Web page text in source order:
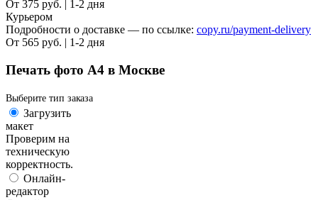
От 375 руб. | 1-2 дня
Курьером
Подробности о доставке — по ссылке: copy.ru/payment-delivery
От 565 руб. | 1-2 дня
Печать фото А4 в Москве
Выберите тип заказа
Загрузить
макет
Проверим на
техническую
корректность.
Онлайн-
редактор